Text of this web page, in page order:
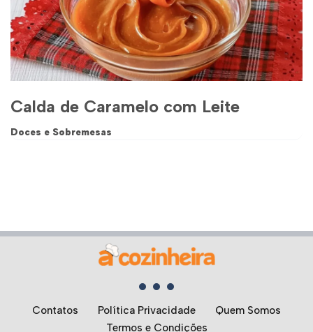
Calda de Caramelo com Leite
Doces e Sobremesas
Contatos Política Privacidade
Quem Somos
Termos e Condições